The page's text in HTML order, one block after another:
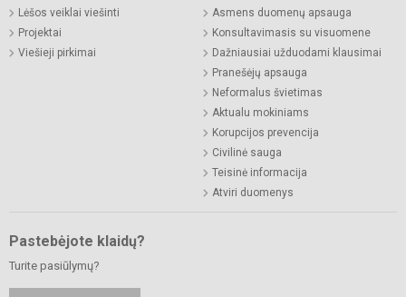
Lėšos veiklai viešinti
Projektai
Viešieji pirkimai
Asmens duomenų apsauga
Konsultavimasis su visuomene
Dažniausiai užduodami klausimai
Pranešėjų apsauga
Neformalus švietimas
Aktualu mokiniams
Korupcijos prevencija
Civilinė sauga
Teisinė informacija
Atviri duomenys
Pastebėjote klaidų?
Turite pasiūlymų?